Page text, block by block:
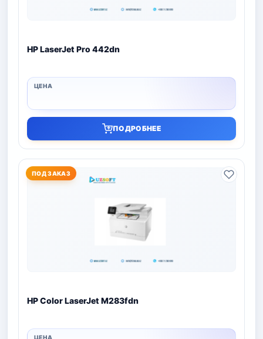
HP LaserJet Pro 442dn
ПОДРОБНЕЕ
ПОД ЗАКАЗ
HP Color LaserJet M283fdn